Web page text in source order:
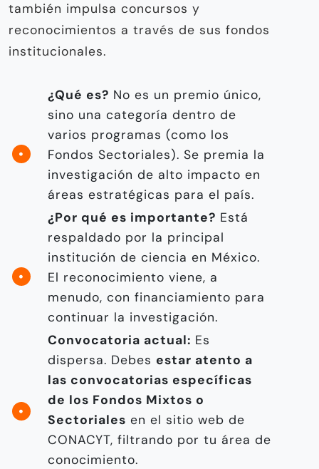
también impulsa concursos y
reconocimientos a través de sus fondos
institucionales.
¿Qué es? No es un premio único,
sino una categoría dentro de
varios programas (como los
Fondos Sectoriales). Se premia la
investigación de alto impacto en
áreas estratégicas para el país.
¿Por qué es importante? Está
respaldado por la principal
institución de ciencia en México.
El reconocimiento viene, a
menudo, con financiamiento para
continuar la investigación.
Convocatoria actual: Es
dispersa. Debes estar atento a
las convocatorias específicas
de los Fondos Mixtos o
Sectoriales en el sitio web de
CONACYT, filtrando por tu área de
conocimiento.